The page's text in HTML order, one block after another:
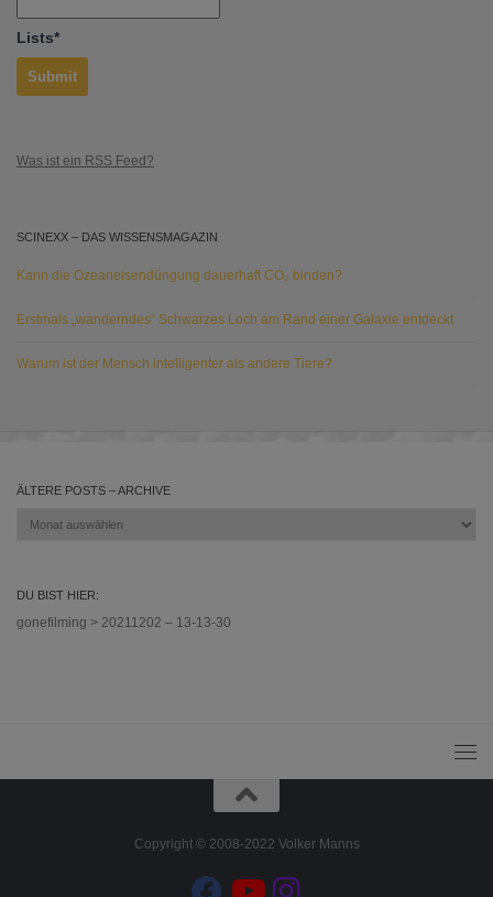
Lists*
Was ist ein RSS Feed?
SCINEXX – DAS WISSENSMAGAZIN
Kann die Ozeaneisendüngung dauerhaft CO₂ binden?
Erstmals „wanderndes“ Schwarzes Loch am Rand einer Galaxie entdeckt
Warum ist der Mensch intelligenter als andere Tiere?
ÄLTERE POSTS – ARCHIVE
DU BIST HIER:
gonefilming > 20211202 – 13-13-30
Copyright © 2008-2022 Volker Manns